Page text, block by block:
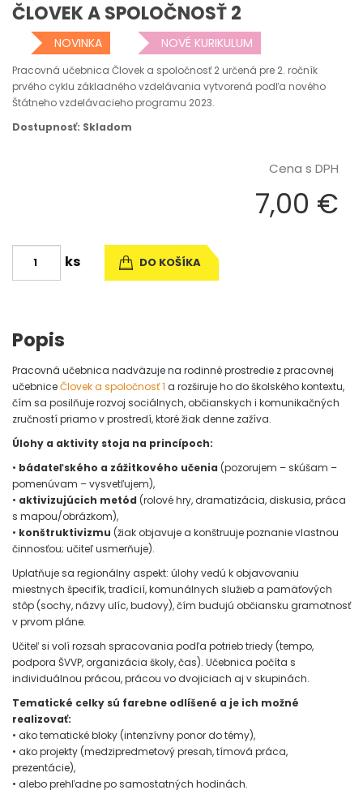
ČLOVEK A SPOLOČNOSŤ 2
NOVINKA NOVÉ KURIKULUM
Pracovná učebnica Človek a spoločnosť 2 určená pre 2. ročník
prvého cyklu základného vzdelávania vytvorená podľa nového
Štátneho vzdelávacieho programu 2023.
Dostupnosť: Skladom
Cena s DPH
7,00 €
ks DO KOŠÍKA
Popis
Pracovná učebnica nadväzuje na rodinné prostredie z pracovnej
učebniceČlovek a spoločnosť 1 a rozširuje ho do školského kontextu,
čím sa posilňuje rozvoj sociálnych, občianskych i komunikačných
zručností priamo v prostredí, ktoré žiak denne zažíva.
Úlohy a aktivity stoja na princípoch:
• bádateľského a zážitkového učenia (pozorujem – skúšam –
pomenúvam – vysvetľujem),
• aktivizujúcich metód (rolové hry, dramatizácia, diskusia, práca
s mapou/obrázkom),
• konštruktivizmu (žiak objavuje a konštruuje poznanie vlastnou
činnosťou; učiteľ usmerňuje).
Uplatňuje sa regionálny aspekt: úlohy vedú k objavovaniu
miestnych špecifík, tradícií, komunálnych služieb a pamäťových
stôp (sochy, názvy ulíc, budovy), čím budujú občiansku gramotnosť
v prvom pláne.
Učiteľ si volí rozsah spracovania podľa potrieb triedy (tempo,
podpora ŠVVP, organizácia školy, čas). Učebnica počíta s
individuálnou prácou, prácou vo dvojiciach aj v skupinách.
Tematické celky sú farebne odlíšené a je ich možné
realizovať:
• ako tematické bloky (intenzívny ponor do témy),
• ako projekty (medzipredmetový presah, tímová práca,
prezentácie),
• alebo prehľadne po samostatných hodinách.